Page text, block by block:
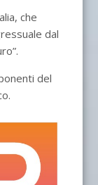
che
dal
del